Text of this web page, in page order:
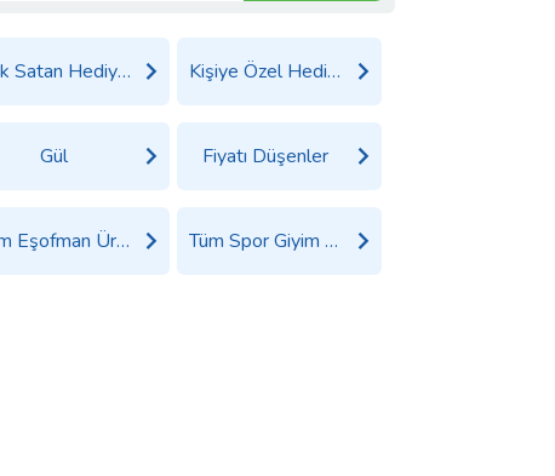
Çok Satan Hediyeler Kişiye Özel Hediyeler
Gül Fiyatı Düşenler
Tüm Eşofman Ürünleri Tüm Spor Giyim Ürünleri